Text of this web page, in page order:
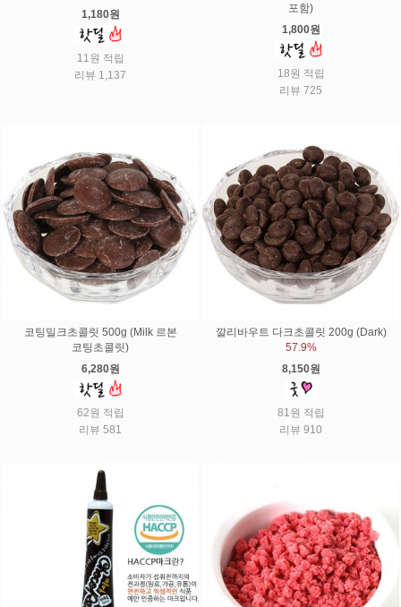
1,180원
11원 적립
리뷰 1,137
포함)
1,800원
18원 적립
리뷰 725
코팅밀크초콜릿 500g (Milk 르본
코팅초콜릿)
6,280원
62원 적립
리뷰 581
깔리바우트 다크초콜릿 200g (Dark)
57.9%
8,150원
81원 적립
리뷰 910